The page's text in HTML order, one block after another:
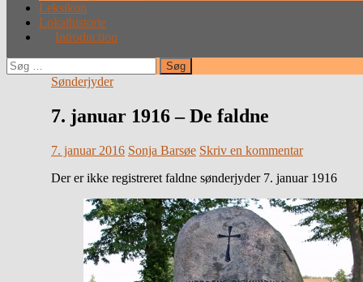
Leksikon
Lokalhistorie
Introduction
Søg
efter:
Sønderjyder
7. januar 1916 – De faldne
7. januar 2016 Sonja Barsøe Skriv en kommentar
Der er ikke registreret faldne sønderjyder 7. januar 1916